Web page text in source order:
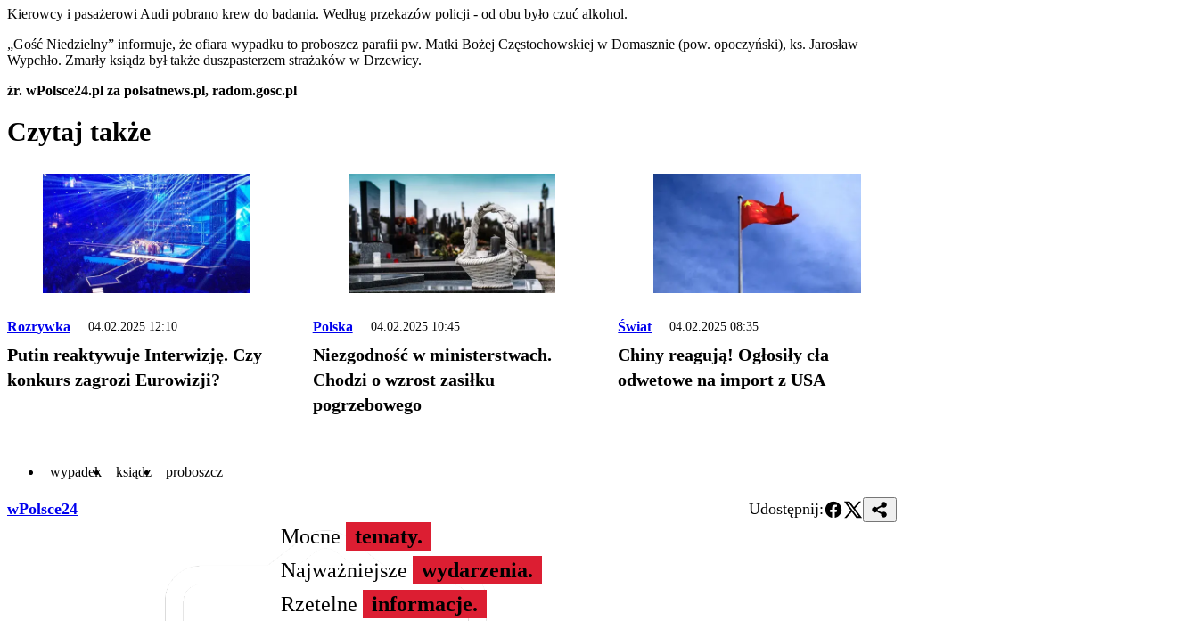
Kierowcy i pasażerowi Audi pobrano krew do badania. Według przekazów policji - od obu było czuć alkohol.
„Gość Niedzielny” informuje, że ofiara wypadku to proboszcz parafii pw. Matki Bożej Częstochowskiej w Domasznie (pow. opoczyński), ks. Jarosław
Wypchło. Zmarły ksiądz był także duszpasterzem strażaków w Drzewicy.
źr. wPolsce24.pl za polsatnews.pl, radom.gosc.pl
Czytaj także
Rozrywka 04.02.2025 12:10
Putin reaktywuje Interwizję. Czy
konkurs zagrozi Eurowizji?
Polska 04.02.2025 10:45
Niezgodność w ministerstwach.
Chodzi o wzrost zasiłku
pogrzebowego
Świat 04.02.2025 08:35
Chiny reagują! Ogłosiły cła
odwetowe na import z USA
wypadek ksiądz proboszcz
wPolsce24 Udostępnij:
Mocne
tematy.
Najważniejsze
wydarzenia.
Rzetelne
informacje.